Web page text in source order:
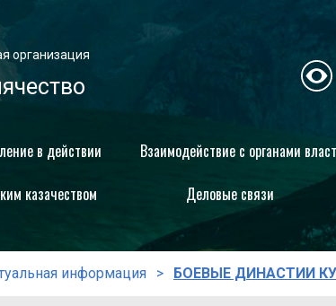
организация
в действии Взаимодействие с органами
казачеством Деловые связи
информация БОЕВЫЕ ДИНАСТИИ